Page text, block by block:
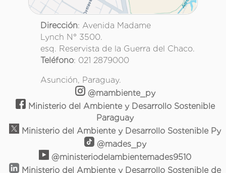
Dirección: Avenida Madame
Lynch N° 3500.
esq. Reservista de la Guerra del Chaco.
Teléfono: 021 2879000
Asunción, Paraguay.
@mambiente_py
Ministerio del Ambiente y Desarrollo Sostenible
Paraguay
Ministerio del Ambiente y Desarrollo Sostenible Py
@mades_py
@ministeriodelambientemades9510
Ministerio del Ambiente y Desarrollo Sostenible de